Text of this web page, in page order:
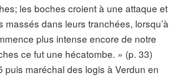
les boches croient à une attaque et
dans leurs tranchées, lorsqu’à
plus intense encore de notre
ce fut une hécatombe. » (p. 33)
maréchal des logis à Verdun en